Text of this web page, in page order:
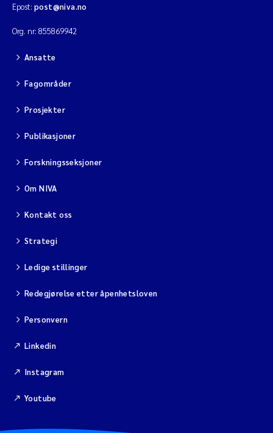
Epost: post@niva.no
Org. nr: 855869942
Ansatte
Fagområder
Prosjekter
Publikasjoner
Forskningsseksjoner
Om NIVA
Kontakt oss
Strategi
Ledige stillinger
Redegjørelse etter åpenhetsloven
Personvern
Linkedin
Instagram
Youtube